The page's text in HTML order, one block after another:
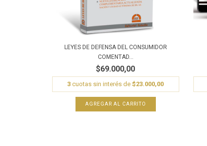
LEYES DE DEFENSA DEL CONSUMIDOR
COMENTAD...
$69.000,00
3 cuotas sin interés de$23.000,00